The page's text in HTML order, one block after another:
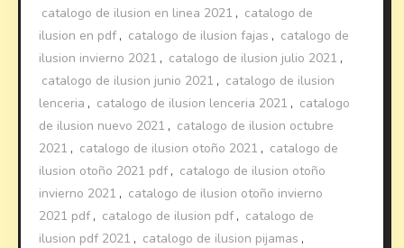
catalogo de ilusion en linea 2021 , catalogo de
ilusion en pdf , catalogo de ilusion fajas , catalogo de
ilusion invierno 2021 , catalogo de ilusion julio 2021 ,
catalogo de ilusion junio 2021 , catalogo de ilusion
lenceria , catalogo de ilusion lenceria 2021 , catalogo
de ilusion nuevo 2021 , catalogo de ilusion octubre
2021 , catalogo de ilusion otoño 2021 , catalogo de
ilusion otoño 2021 pdf , catalogo de ilusion otoño
invierno 2021 , catalogo de ilusion otoño invierno
2021 pdf , catalogo de ilusion pdf , catalogo de
ilusion pdf 2021 , catalogo de ilusion pijamas ,